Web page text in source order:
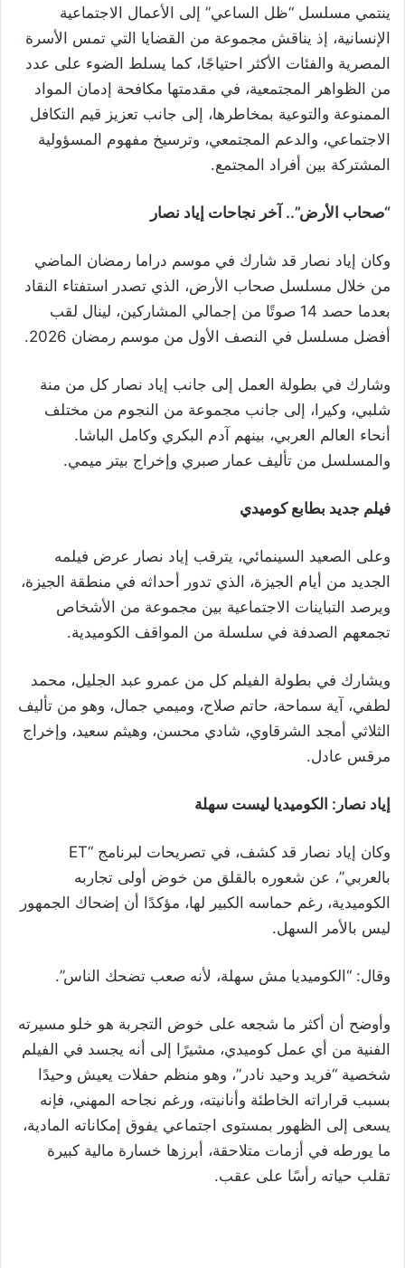
ينتمي مسلسل “ظل الساعي” إلى الأعمال الاجتماعية
الإنسانية، إذ يناقش مجموعة من القضايا التي تمس الأسرة
المصرية والفئات الأكثر احتياجًا، كما يسلط الضوء على عدد
من الظواهر المجتمعية، في مقدمتها مكافحة إدمان المواد
الممنوعة والتوعية بمخاطرها، إلى جانب تعزيز قيم التكافل
الاجتماعي، والدعم المجتمعي، وترسيخ مفهوم المسؤولية
المشتركة بين أفراد المجتمع.
“صحاب الأرض”.. آخر نجاحات إياد نصار
وكان إياد نصار قد شارك في موسم دراما رمضان الماضي
من خلال مسلسل صحاب الأرض، الذي تصدر استفتاء النقاد
بعدما حصد 14 صوتًا من إجمالي المشاركين، لينال لقب
أفضل مسلسل في النصف الأول من موسم رمضان 2026.
وشارك في بطولة العمل إلى جانب إياد نصار كل من منة
شلبي، وكيرا، إلى جانب مجموعة من النجوم من مختلف
أنحاء العالم العربي، بينهم آدم البكري وكامل الباشا.
والمسلسل من تأليف عمار صبري وإخراج بيتر ميمي.
فيلم جديد بطابع كوميدي
وعلى الصعيد السينمائي، يترقب إياد نصار عرض فيلمه
الجديد من أيام الجيزة، الذي تدور أحداثه في منطقة الجيزة،
ويرصد التباينات الاجتماعية بين مجموعة من الأشخاص
تجمعهم الصدفة في سلسلة من المواقف الكوميدية.
ويشارك في بطولة الفيلم كل من عمرو عبد الجليل، محمد
لطفي، آية سماحة، حاتم صلاح، وميمي جمال، وهو من تأليف
الثلاثي أمجد الشرقاوي، شادي محسن، وهيثم سعيد، وإخراج
مرقس عادل.
إياد نصار: الكوميديا ليست سهلة
وكان إياد نصار قد كشف، في تصريحات لبرنامج “ET
بالعربي”، عن شعوره بالقلق من خوض أولى تجاربه
الكوميدية، رغم حماسه الكبير لها، مؤكدًا أن إضحاك الجمهور
ليس بالأمر السهل.
وقال: “الكوميديا مش سهلة، لأنه صعب تضحك الناس”.
وأوضح أن أكثر ما شجعه على خوض التجربة هو خلو مسيرته
الفنية من أي عمل كوميدي، مشيرًا إلى أنه يجسد في الفيلم
شخصية “فريد وحيد نادر”، وهو منظم حفلات يعيش وحيدًا
بسبب قراراته الخاطئة وأنانيته، ورغم نجاحه المهني، فإنه
يسعى إلى الظهور بمستوى اجتماعي يفوق إمكاناته المادية،
ما يورطه في أزمات متلاحقة، أبرزها خسارة مالية كبيرة
تقلب حياته رأسًا على عقب.